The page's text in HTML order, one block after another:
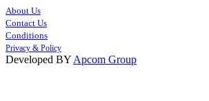
About Us
Contact Us
Conditions
Privacy & Policy
Developed BY Apcom Group